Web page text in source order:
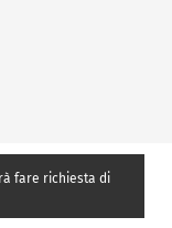
fare richiesta di